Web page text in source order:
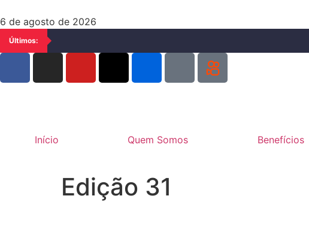
6 de agosto de 2026
Últimos:
Início Quem Somos Benefícios
Edição 31